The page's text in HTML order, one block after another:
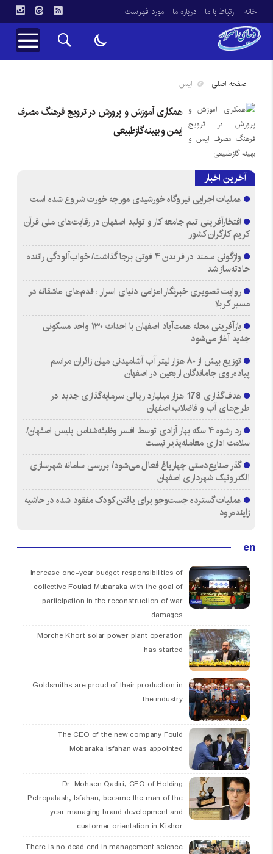
خانه ارتباط با ما درباره ما مورد فهرست
صفحه اصلی ایمن
همکاری آموزش و پرورش در ترویج فرهنگ مصرف
ایمن و بهینه گازطبیعی
آخرین اخبار
عملیات اجرایی نیروگاه خورشیدی مورچه خورت شروع شده است
افتخارآفرینی تیم جامعه کار و تولید اصفهان در رقابت‌های ملی قرآن
کریم کارگران کشور
واژگونی سمند در فریدن ۴ فوتی برجا گذاشت/ خواب‌آلودگی راننده
حادثه‌ساز شد
روایت تصویری خبرنگار اعزامی دنیای اسرار : قدم‌های عاشقانه در
مسیر کربلا
بازآفرینی محله همت‌آباد اصفهان با احداث ۱۳۰ واحد مسکونی
جدید آغاز می‌شود
توزیع بیش از ۸۰ هزار لیتر آب آشامیدنی میان زائران مراسم
پیاده‌روی جاماندگان اربعین در اصفهان
هدف‌گذاری 178 هزار میلیارد ریالی سرمایه‌گذاری جدید در
طرح‌های آب و فاضلاب اصفهان
رد رشوه ۴ سکه بهار آزادی توسط افسر وظیفه‌شناس پلیس اصفهان/
سلامت اداری معامله‌پذیر نیست
گذر صنایع‌دستی چهارباغ فعال می‌شود/ بررسی سامانه شهرسازی
الکترونیک شهرداری اصفهان
عملیات گسترده جست‌وجو برای یافتن کودک مفقود شده در حاشیه
زاینده‌رود
en
Increase one-year budget responsibilities of
collective Foulad Mubaraka with the goal of
participation in the reconstruction of war
damages
Morche Khort solar power plant operation
has started
Goldsmiths are proud of their production in
the industry
The CEO of the new company Fould
Mobaraka Isfahan was appointed
Dr. Mohsen Qadiri, CEO of Holding
Petropalash, Isfahan, became the man of the
year managing brand development and
customer orientation in Kishor
There is no dead end in management science